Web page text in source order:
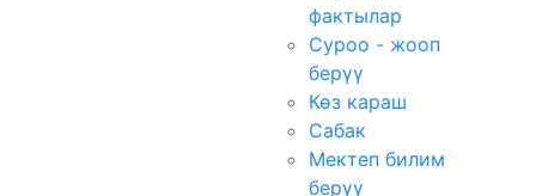
фактылар
Суроо - жооп
берүү
Көз караш
Сабак
Мектеп билим
берүү